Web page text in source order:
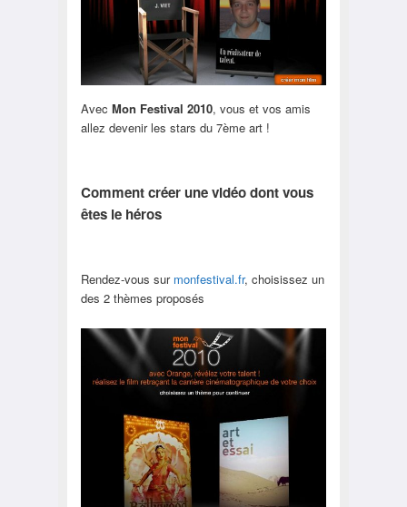
Avec Mon Festival 2010, vous et vos amis
allez devenir les stars du 7ème art !
Comment créer une vidéo dont vous
êtes le héros
Rendez-vous sur monfestival.fr, choisissez un
des 2 thèmes proposés